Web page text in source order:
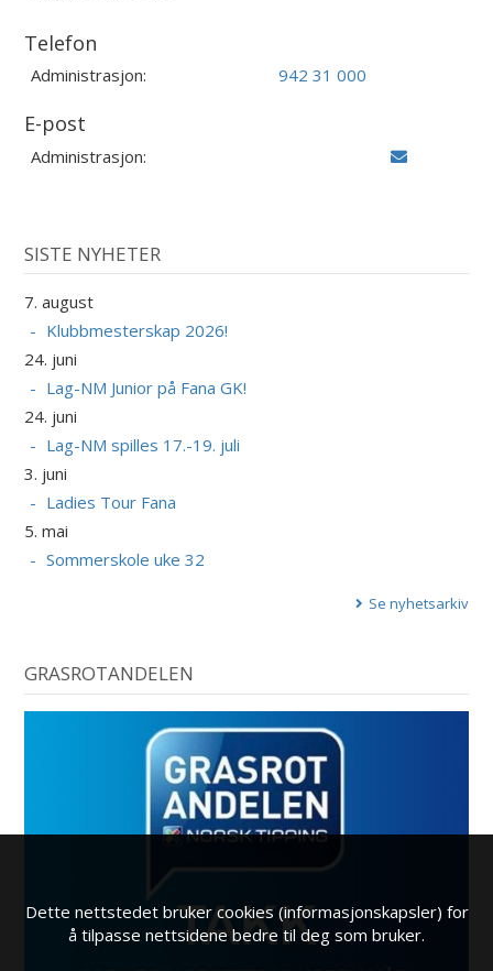
Telefon
Administrasjon: 942 31 000
E-post
Administrasjon:
SISTE NYHETER
7. august
Klubbmesterskap 2026!
24. juni
Lag-NM Junior på Fana GK!
24. juni
Lag-NM spilles 17.-19. juli
3. juni
Ladies Tour Fana
5. mai
Sommerskole uke 32
Se nyhetsarkiv
GRASROTANDELEN
Dette nettstedet bruker cookies (informasjonskapsler) for
å tilpasse nettsidene bedre til deg som bruker.